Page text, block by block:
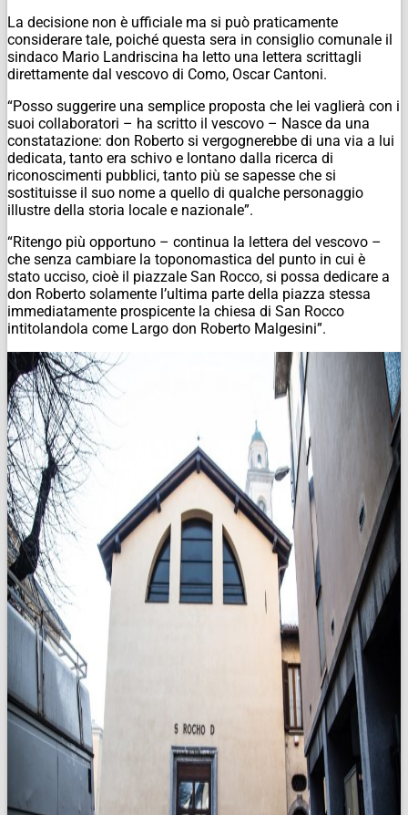
La decisione non è ufficiale ma si può praticamente
considerare tale, poiché questa sera in consiglio comunale il
sindaco Mario Landriscina ha letto una lettera scrittagli
direttamente dal vescovo di Como, Oscar Cantoni.
“Posso suggerire una semplice proposta che lei vaglierà con i
suoi collaboratori – ha scritto il vescovo – Nasce da una
constatazione: don Roberto si vergognerebbe di una via a lui
dedicata, tanto era schivo e lontano dalla ricerca di
riconoscimenti pubblici, tanto più se sapesse che si
sostituisse il suo nome a quello di qualche personaggio
illustre della storia locale e nazionale”.
“Ritengo più opportuno – continua la lettera del vescovo –
che senza cambiare la toponomastica del punto in cui è
stato ucciso, cioè il piazzale San Rocco, si possa dedicare a
don Roberto solamente l’ultima parte della piazza stessa
immediatamente prospicente la chiesa di San Rocco
intitolandola come Largo don Roberto Malgesini”.